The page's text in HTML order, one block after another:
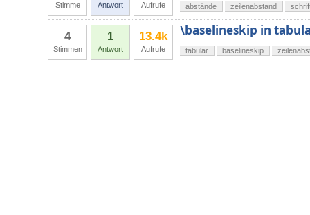
Stimme Antwort Aufrufe abstände zeilenabstand
4
Stimmen
1
Antwort
13.4k
Aufrufe
\baselineskip in
tabular baselineskip